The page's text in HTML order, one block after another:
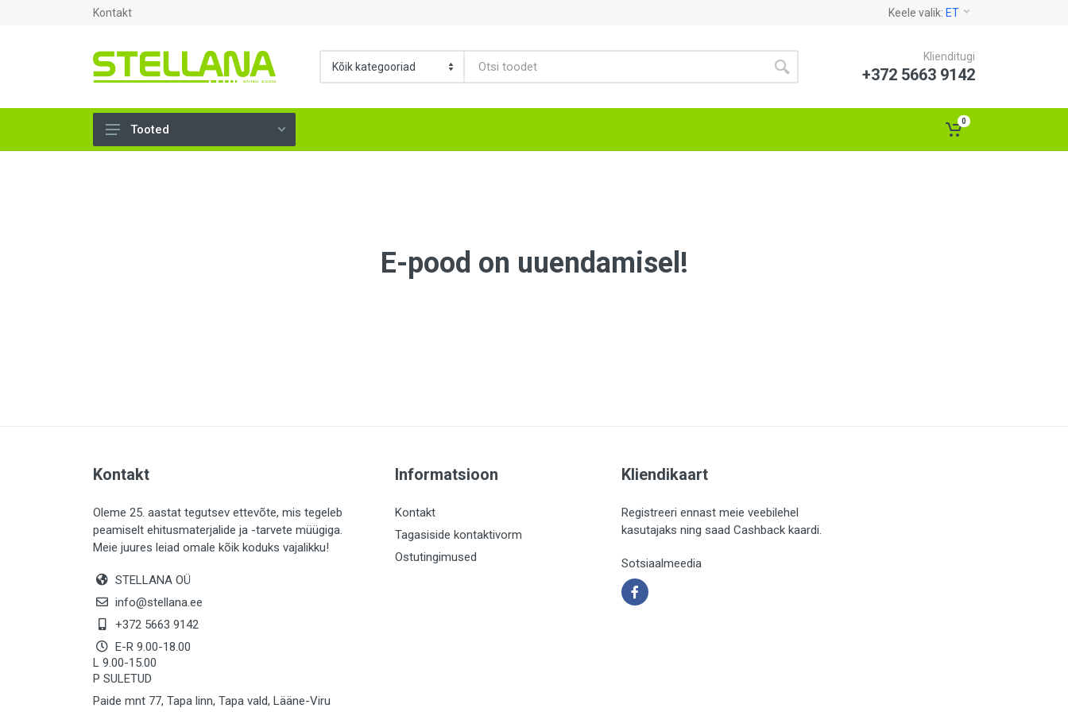
Kontakt Keele valik: ET
Klienditugi
+372 5663 9142
LIISTUD (183)
KIVID (31)
KATTED (133)
MAALRITARBED (1029)
SOOJUSTUS (15)
KEEMIA (222)
TÖÖRIIDED (117)
SAUN (8)
Tooted
0
E-pood on uuendamisel!
Kontakt
Oleme 25. aastat tegutsev ettevõte, mis tegeleb
peamiselt ehitusmaterjalide ja -tarvete müügiga.
Meie juures leiad omale kõik koduks vajalikku!
STELLANA OÜ
info@stellana.ee
+372 5663 9142
E-R 9.00-18.00
L 9.00-15.00
P SULETUD
Paide mnt 77, Tapa linn, Tapa vald, Lääne-Viru
Informatsioon
Kontakt
Tagasiside kontaktivorm
Ostutingimused
Kliendikaart
Registreeri ennast meie veebilehel
kasutajaks ning saad Cashback kaardi.
Sotsiaalmeedia